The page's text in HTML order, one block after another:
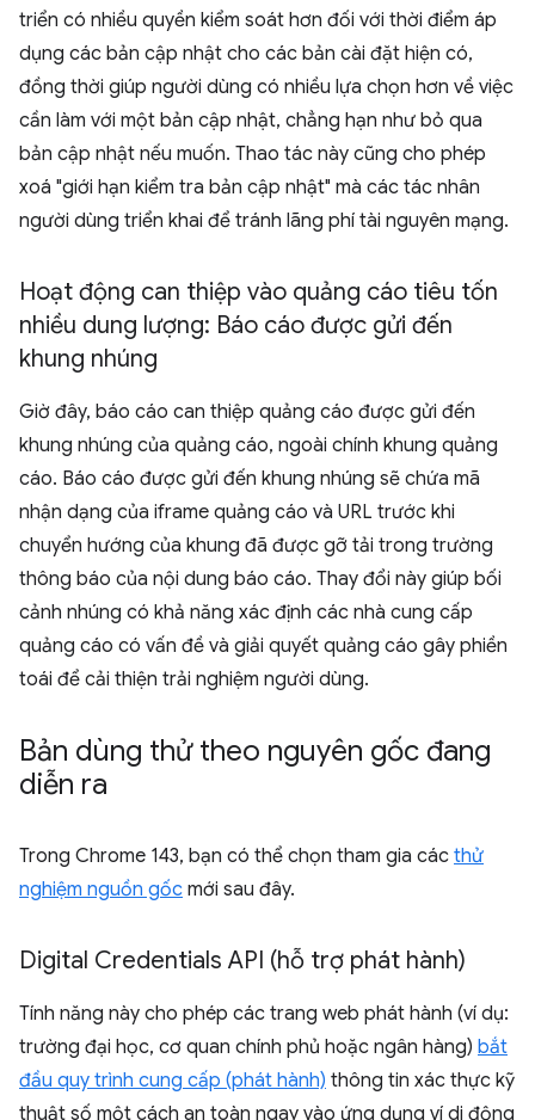
triển có nhiều quyền kiểm soát hơn đối với thời điểm áp
dụng các bản cập nhật cho các bản cài đặt hiện có,
đồng thời giúp người dùng có nhiều lựa chọn hơn về việc
cần làm với một bản cập nhật, chẳng hạn như bỏ qua
bản cập nhật nếu muốn. Thao tác này cũng cho phép
xoá "giới hạn kiểm tra bản cập nhật" mà các tác nhân
người dùng triển khai để tránh lãng phí tài nguyên mạng.
Hoạt động can thiệp vào quảng cáo tiêu tốn
nhiều dung lượng: Báo cáo được gửi đến
khung nhúng
Giờ đây, báo cáo can thiệp quảng cáo được gửi đến
khung nhúng của quảng cáo, ngoài chính khung quảng
cáo. Báo cáo được gửi đến khung nhúng sẽ chứa mã
nhận dạng của iframe quảng cáo và URL trước khi
chuyển hướng của khung đã được gỡ tải trong trường
thông báo của nội dung báo cáo. Thay đổi này giúp bối
cảnh nhúng có khả năng xác định các nhà cung cấp
quảng cáo có vấn đề và giải quyết quảng cáo gây phiền
toái để cải thiện trải nghiệm người dùng.
Bản dùng thử theo nguyên gốc đang
diễn ra
Trong Chrome 143, bạn có thể chọn tham gia các thử
nghiệm nguồn gốc mới sau đây.
Digital Credentials API (hỗ trợ phát hành)
Tính năng này cho phép các trang web phát hành (ví dụ:
trường đại học, cơ quan chính phủ hoặc ngân hàng) bắt
đầu quy trình cung cấp (phát hành) thông tin xác thực kỹ
thuật số một cách an toàn ngay vào ứng dụng ví di động